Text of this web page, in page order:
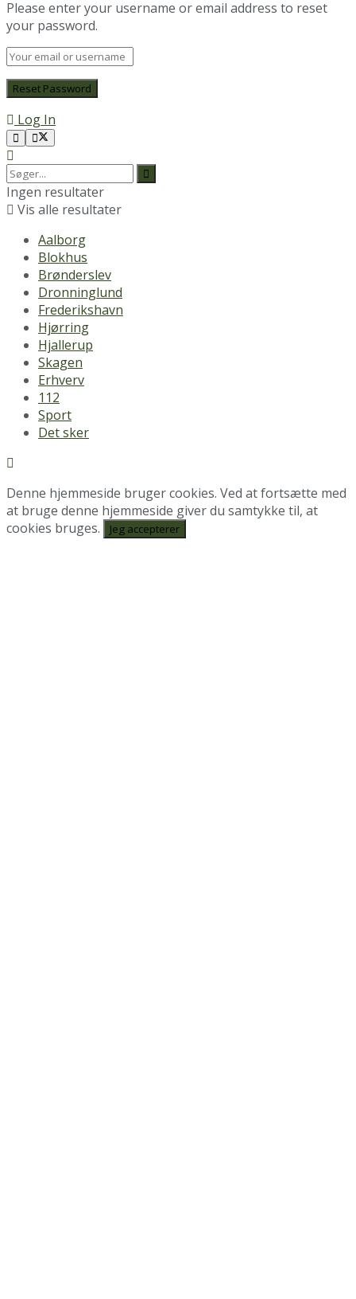
Please enter your username or email address to reset
your password.
Log In
Ingen resultater
Vis alle resultater
Aalborg
Blokhus
Brønderslev
Dronninglund
Frederikshavn
Hjørring
Hjallerup
Skagen
Erhverv
112
Sport
Det sker
Denne hjemmeside bruger cookies. Ved at fortsætte med
at bruge denne hjemmeside giver du samtykke til, at
cookies bruges.
Jeg accepterer